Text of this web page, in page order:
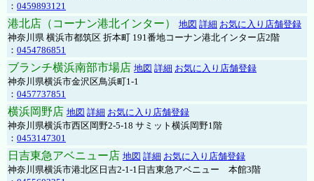
： 0459893121
港北店（コーナン港北インター） 地図 詳細 お気に入り店舗登録
神奈川県 横浜市都筑区 折本町 191番地コーナン港北インター店2階
： 0454786851
ブランチ横浜南部市場店 地図 詳細 お気に入り店舗登録
神奈川県横浜市金沢区鳥浜町1-1
： 0457737851
横浜岡野店 地図 詳細 お気に入り店舗登録
神奈川県横浜市西区岡野2-5-18 サミット横浜岡野1階
： 0453147301
日吉東急アベニュー店 地図 詳細 お気に入り店舗登録
神奈川県横浜市港北区日吉2-1-1日吉東急アベニュー 本館3階